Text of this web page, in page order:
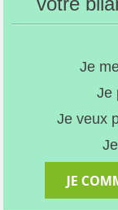
Je
Je
Je veux